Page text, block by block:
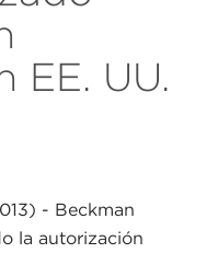
EE. UU.
- Beckman
la autorización